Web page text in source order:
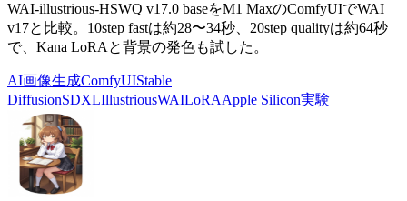
WAI-illustrious-HSWQ v17.0 baseをM1 MaxのComfyUIでWAI
v17と比較。10step fastは約28〜34秒、20step qualityは約64秒
で、Kana LoRAと背景の発色も試した。
AI画像生成ComfyUIStable
DiffusionSDXLIllustriousWAILoRAApple Silicon実験